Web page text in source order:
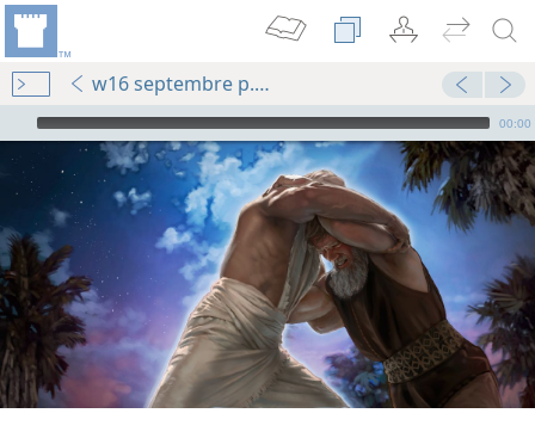
w16 septembre p. 8-12
Audio Player
00:00